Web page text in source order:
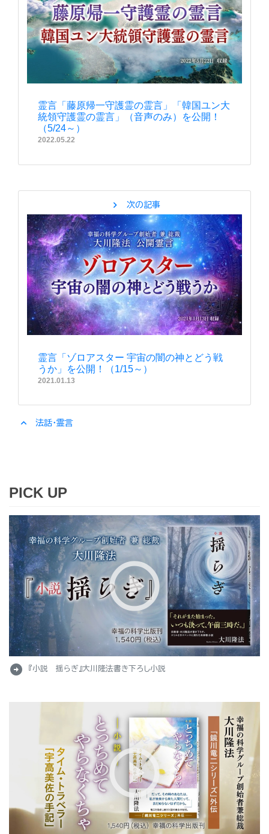
霊言「藤原帰一守護霊の霊言」「韓国ユン大
統領守護霊の霊言」（音声のみ）を公開！
（5/24～）
2022.05.22
chevron_right 次の記事
霊言「ゾロアスター 宇宙の闇の神とどう戦
うか」を公開！（1/15～）
2021.01.13
expand_less 法話・霊言
PICK UP
arrow_circle_right 『小説 揺らぎ』大川隆法書き下ろし小説